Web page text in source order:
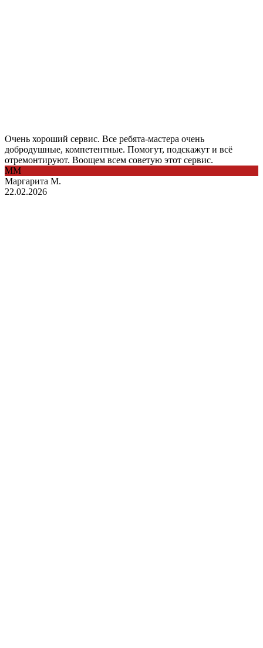
Очень хороший сервис. Все ребята-мастера очень
добродушные, компетентные. Помогут, подскажут и всё
отремонтируют. Воощем всем советую этот сервис.
ММ
Маргарита М.
22.02.2026